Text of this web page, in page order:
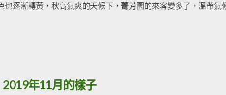
也逐漸轉黃，秋高氣爽的天候下，菁芳園的來客變多了，溫帶氣
2019年11月的樣子